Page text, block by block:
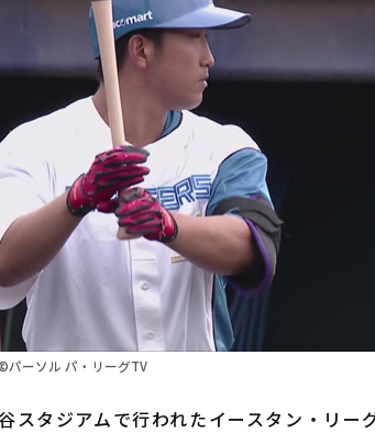
パーソル パ・リーグTV
スタジアムで行われたイースタン・リー